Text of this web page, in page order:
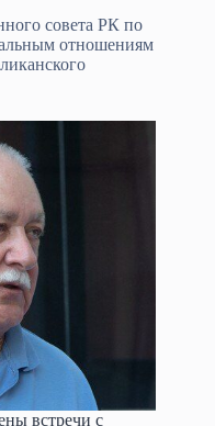
совета РК по
отношениям
встречи с